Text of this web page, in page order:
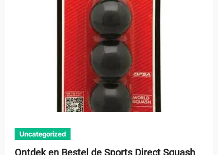
Uncategorized
Ontdek en Bestel de Sports Direct Squash